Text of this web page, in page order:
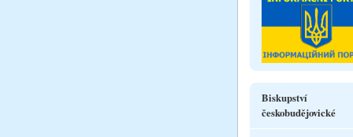
Biskupství
českobudějovické